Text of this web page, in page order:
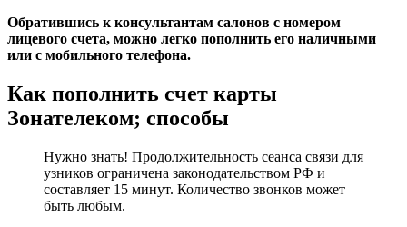
Обратившись к консультантам салонов с номером
лицевого счета, можно легко пополнить его наличными
или с мобильного телефона.
Как пополнить счет карты
Зонателеком; способы
Нужно знать! Продолжительность сеанса связи для
узников ограничена законодательством РФ и
составляет 15 минут. Количество звонков может
быть любым.